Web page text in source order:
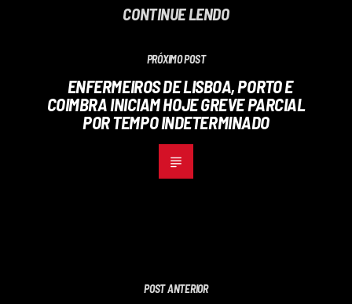
CONTINUE LENDO
PRÓXIMO POST
ENFERMEIROS DE LISBOA, PORTO E
COIMBRA INICIAM HOJE GREVE PARCIAL
POR TEMPO INDETERMINADO
POST ANTERIOR